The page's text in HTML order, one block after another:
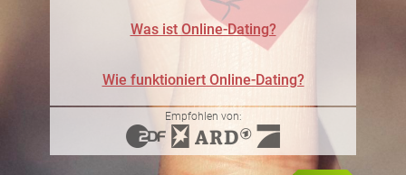
Was ist Online-Dating?
Wie funktioniert Online-Dating?
Empfohlen von: